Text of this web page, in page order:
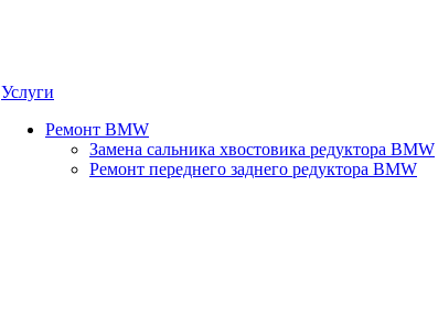
Услуги
Ремонт BMW
Замена сальника хвостовика редуктора BMW
Ремонт переднего заднего редуктора BMW